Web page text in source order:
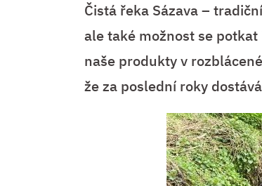
Čistá řeka Sázava –
ale také možnost se
naše produkty v
že za poslední roky